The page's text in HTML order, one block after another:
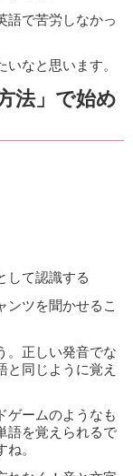
語で苦労しなかっ
なと思います。
法」で始め
して認識する
ンツを聞かせるこ
。正しい発音でな
と同じように覚え
ゲームのようなも
語を覚えられるで
。